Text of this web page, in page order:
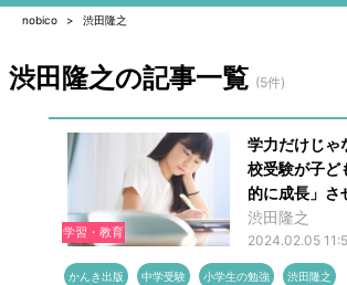
nobico 渋田隆之
渋田隆之の記事一覧 (5件)
学習・教育
学力だけじゃ
校受験が子ど
的に成長」さ
渋田隆之
2024.02.05
かんき出版 中学受験 小学生の勉強 渋田隆之